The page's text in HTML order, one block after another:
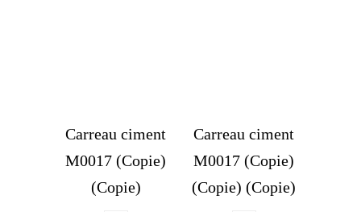
Carreau ciment
M0017 (Copie)
(Copie)
Carreau ciment
M0017 (Copie)
(Copie) (Copie)